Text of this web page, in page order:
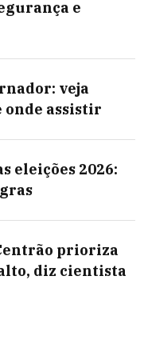
e
veja
onde assistir
eleições 2026:
prioriza
diz cientista